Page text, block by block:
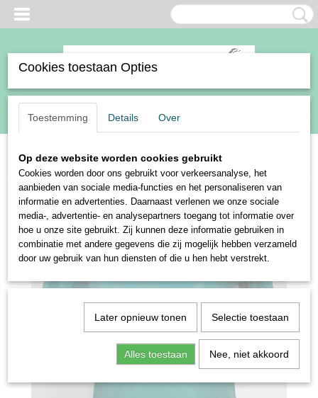
Inloggen Registreren
(0)
Home>ANKY sale>Anky shirt logo
Cookies toestaan Opties
Toestemming Details Over
Op deze website worden cookies gebruikt
Cookies worden door ons gebruikt voor verkeersanalyse, het
aanbieden van sociale media-functies en het personaliseren van
informatie en advertenties. Daarnaast verlenen we onze sociale
media-, advertentie- en analysepartners toegang tot informatie over
hoe u onze site gebruikt. Zij kunnen deze informatie gebruiken in
combinatie met andere gegevens die zij mogelijk hebben verzameld
door uw gebruik van hun diensten of die u hen hebt verstrekt.
Later opnieuw tonen Selectie toestaan
Alles toestaan Nee, niet akkoord